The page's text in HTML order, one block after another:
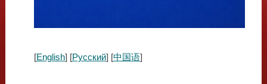
[English] [Русский] [中国语]